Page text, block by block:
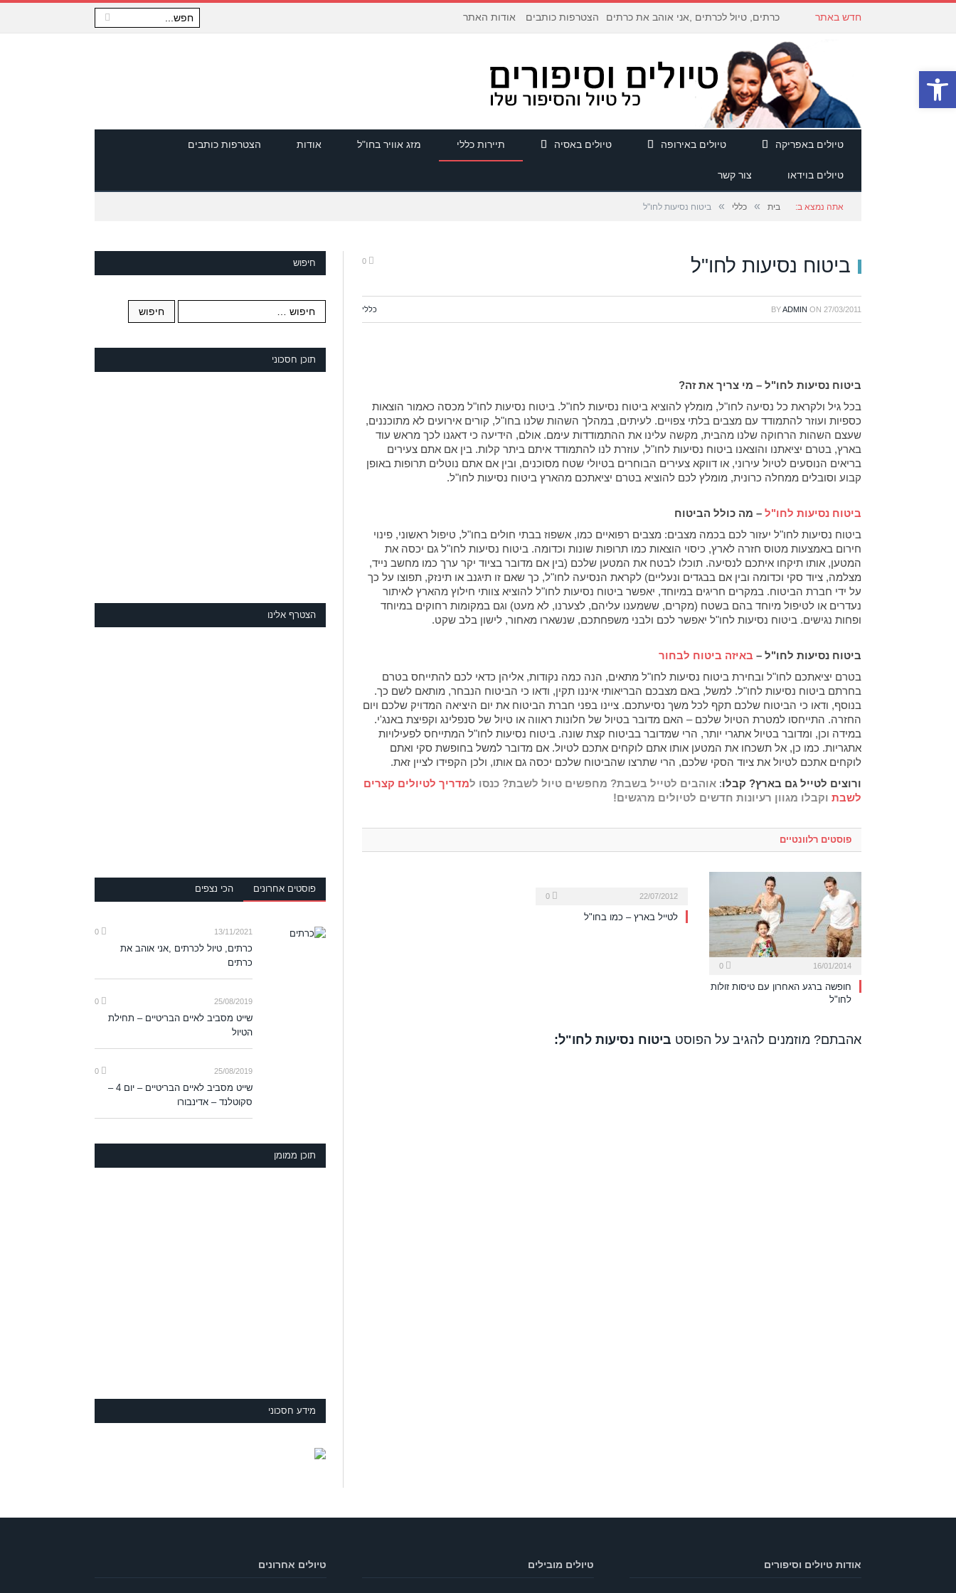
פתח סרגל נגישות
חדש באתר כרתים, טיול לכרתים ,אני אוהב את כרתים הצטרפות כותבים אודות האתר
טיולים באפריקה טיולים באירופה טיולים באסיה תיירות כללי מזג אוויר בחו"ל אודות הצטרפות כותבים
טיולים בוידאו צור קשר
אתה נמצא ב: בית » כללי » ביטוח נסיעות לחו"ל
ביטוח נסיעות לחו"ל
BYADMIN ON 27/03/2011 כללי
ביטוח נסיעות לחו"ל – מי צריך את זה?
בכל גיל ולקראת כל נסיעה לחו"ל, מומלץ להוציא ביטוח נסיעות לחו"ל. ביטוח נסיעות לחו"ל מכסה כאמור הוצאות
כספיות ועוזר להתמודד עם מצבים בלתי צפויים. לעיתים, במהלך השהות שלנו בחו"ל, קורים אירועים לא מתוכננים,
שעצם השהות הרחוקה שלנו מהבית, מקשה עלינו את ההתמודדות עימם. אולם, הידיעה כי דאגנו לכך מראש עוד
בארץ, בטרם יציאתנו והוצאנו ביטוח נסיעות לחו"ל, עוזרת לנו להתמודד איתם ביתר קלות. בין אם אתם צעירים
בריאים הנוסעים לטיול עירוני, או דווקא צעירים הבוחרים בטיולי שטח מסוכנים, ובין אם אתם נוטלים תרופות באופן
קבוע וסובלים ממחלה כרונית, מומלץ לכם להוציא בטרם יציאתכם מהארץ ביטוח נסיעות לחו"ל.
ביטוח נסיעות לחו"ל – מה כולל הביטוח
ביטוח נסיעות לחו"ל יעזור לכם בכמה מצבים: מצבים רפואיים כמו, אשפוז בבתי חולים בחו"ל, טיפול ראשוני, פינוי
חירום באמצעות מטוס חזרה לארץ, כיסוי הוצאות כמו תרופות שונות וכדומה. ביטוח נסיעות לחו"ל גם יכסה את
המטען, אותו תיקחו איתכם לנסיעה. תוכלו לבטח את המטען שלכם (בין אם מדובר בציוד יקר ערך כמו מחשב נייד,
מצלמה, ציוד סקי וכדומה ובין אם בבגדים ונעליים) לקראת הנסיעה לחו"ל, כך שאם זו תיגנב או תינזק, תפוצו על כך
על ידי חברת הביטוח. במקרים חריגים במיוחד, יאפשר ביטוח נסיעות לחו"ל להוציא צוותי חילוץ מהארץ לאיתור
נעדרים או לטיפול מיוחד בהם בשטח (מקרים, ששמענו עליהם, לצערנו, לא מעט) וגם במקומות רחוקים במיוחד
ופחות נגישים. ביטוח נסיעות לחו"ל יאפשר לכם ולבני משפחתכם, שנשארו מאחור, לישון בלב שקט.
ביטוח נסיעות לחו"ל – באיזה ביטוח לבחור
בטרם יציאתכם לחו"ל ובחירת ביטוח נסיעות לחו"ל מתאים, הנה כמה נקודות, אליהן כדאי לכם להתייחס בטרם
בחרתם ביטוח נסיעות לחו"ל. למשל, באם מצבכם הבריאותי איננו תקין, ודאו כי הביטוח הנבחר, מותאם לשם כך.
בנוסף, ודאו כי הביטוח שלכם תקף לכל משך נסיעתכם. ציינו בפני חברת הביטוח את יום היציאה המדויק שלכם ויום
החזרה. התייחסו למטרת הטיול שלכם – האם מדובר בטיול של חלונות ראווה או טיול של סנפלינג וקפיצת באנג'י.
במידה וכן, ומדובר בטיול אתגרי יותר, הרי שמדובר בביטוח קצת שונה. ביטוח נסיעות לחו"ל המתייחס לפעילויות
אתגריות. כמו כן, אל תשכחו את המטען אותו אתם לוקחים אתכם לטיול. אם מדובר למשל בחופשת סקי ואתם
לוקחים אתכם לטיול את ציוד הסקי שלכם, הרי שתרצו שהביטוח שלכם יכסה גם אותו, ולכן הקפידו לציין זאת.
ורוצים לטייל גם בארץ? קבלו: אוהבים לטייל בשבת? מחפשים טיול לשבת? כנסו למדריך לטיולים קצרים
לשבת וקבלו מגוון רעיונות חדשים לטיולים מרגשים!
פוסטים רלוונטיים
16/01/2014
חופשה ברגע האחרון עם טיסות זולות
לחו"ל
22/07/2012
לטייל בארץ – כמו בחו"ל
אהבתם? מוזמנים להגיב על הפוסט ביטוח נסיעות לחו"ל:
חיפוש
תוכן חסכוני
הצטרף אלינו
פוסטים אחרונים הכי נצפים
13/11/2021
כרתים, טיול לכרתים ,אני אוהב את
כרתים
25/08/2019
שייט מסביב לאיים הבריטיים – תחילת
הטיול
25/08/2019
שייט מסביב לאיים הבריטיים – יום 4 –
סקוטלנד – אדינבורו
תוכן ממומן
מידע חסכוני
אודות טיולים וסיפורים טיולים מובילים טיולים אחרונים